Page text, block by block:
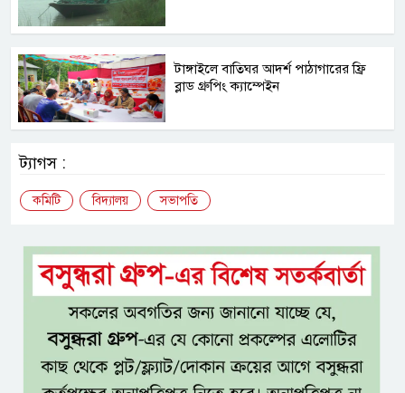
টাঙ্গাইলে বাতিঘর আদর্শ পাঠাগারের ফ্রি
ব্লাড গ্রুপিং ক্যাম্পেইন
ট্যাগস :
কমিটি বিদ্যালয় সভাপতি